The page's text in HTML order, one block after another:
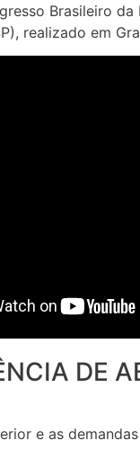
Brasileiro da
realizado em
DE
e as